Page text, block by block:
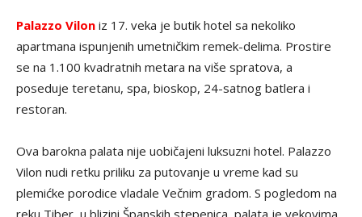
Palazzo Vilon iz 17. veka je butik hotel sa nekoliko
apartmana ispunjenih umetničkim remek-delima. Prostire
se na 1.100 kvadratnih metara na više spratova, a
poseduje teretanu, spa, bioskop, 24-satnog batlera i
restoran.
Ova barokna palata nije uobičajeni luksuzni hotel. Palazzo
Vilon nudi retku priliku za putovanje u vreme kad su
plemićke porodice vladale Večnim gradom. S pogledom na